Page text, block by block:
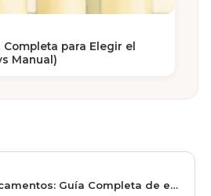
Completa para Elegir el
Manual)
Guía Completa de e-